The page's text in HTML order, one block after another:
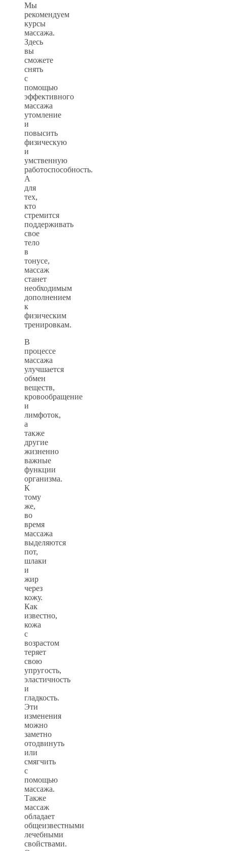
Мы
рекомендуем
курсы
массажа.
Здесь
вы
сможете
снять
с
помощью
эффективного
массажа
утомление
и
повысить
физическую
и
умственную
работоспособность.
А
для
тех,
кто
стремится
поддерживать
свое
тело
в
тонусе,
массаж
станет
необходимым
дополнением
к
физическим
тренировкам.
В
процессе
массажа
улучшается
обмен
веществ,
кровообращение
и
лимфоток,
а
также
другие
жизненно
важные
функции
организма.
К
тому
же,
во
время
массажа
выделяются
пот,
шлаки
и
жир
через
кожу.
Как
известно,
кожа
с
возрастом
теряет
свою
упругость,
эластичность
и
гладкость.
Эти
изменения
можно
заметно
отодвинуть
или
смягчить
с
помощью
массажа.
Также
массаж
обладает
общеизвестными
лечебными
свойствами.